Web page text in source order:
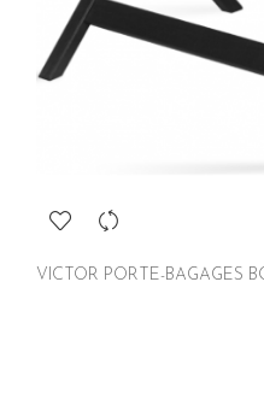
VICTOR PORTE-BAGAGES